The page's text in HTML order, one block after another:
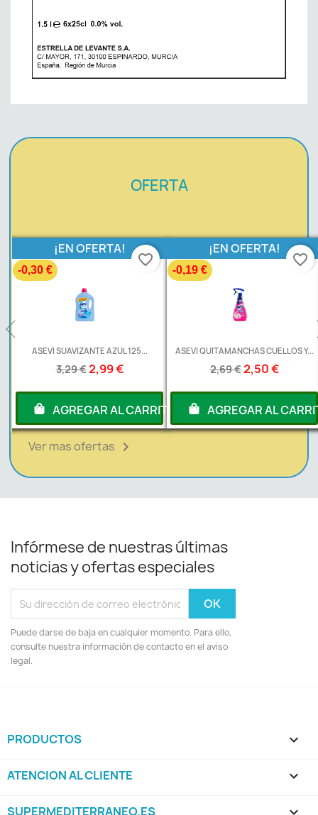
OFERTA
ASEVI SUAVIZANTE AZUL 125...
3,29 €2,99 €
¡EN OFERTA!
-0,30 €
AGREGAR AL CARRITO
favorite_border
ASEVI QUITAMANCHAS CUELLOS Y...
2,69 €2,50 €
¡EN OFERTA!
-0,19 €
AGREGAR AL
favorite_border
Ver mas ofertas 
Infórmese de nuestras últimas
noticias y ofertas especiales
Puede darse de baja en cualquier momento. Para ello,
consulte nuestra información de contacto en el aviso
legal.
PRODUCTOS 
ATENCION AL CLIENTE 
SUPERMEDITERRANEO.ES